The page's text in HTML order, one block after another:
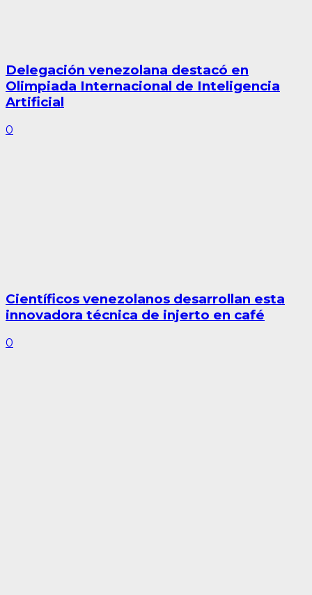
Delegación venezolana destacó en
Olimpiada Internacional de Inteligencia
Artificial
0
Científicos venezolanos desarrollan esta
innovadora técnica de injerto en café
0